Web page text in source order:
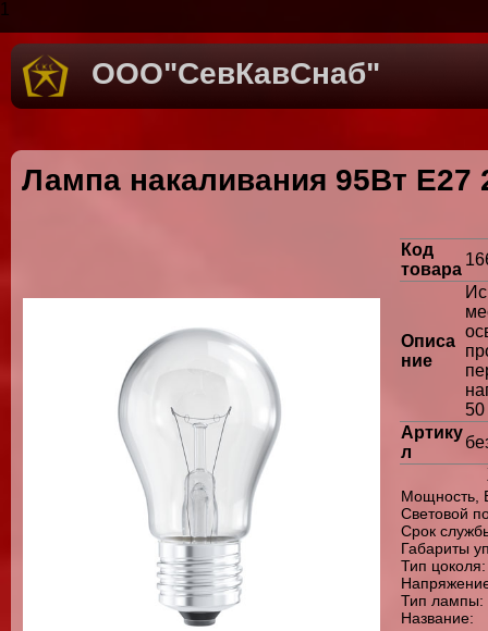
1
ООО"СевКавСнаб"
Лампа накаливания 95Вт Е27
Код
товара
Описа
ние
50
Артику
л
Мощность,
Световой
Срок
Габариты
Тип
Тип лампы: